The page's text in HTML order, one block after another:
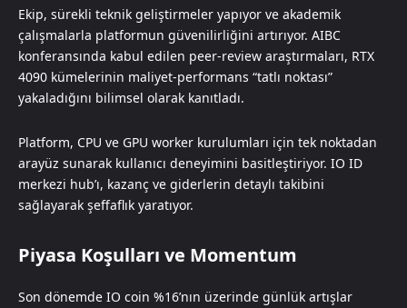
Ekip, sürekli teknik geliştirmeler yapıyor ve akademik
çalışmalarla platformun güvenilirliğini artırıyor. AIBC
konferansında kabul edilen peer-review araştırmaları, RTX
4090 kümelerinin maliyet-performans “tatlı noktası”
yakaladığını bilimsel olarak kanıtladı.
Platform, CPU ve GPU worker kurulumları için tek noktadan
arayüz sunarak kullanıcı deneyimini basitleştiriyor. IO ID
merkezi hub’ı, kazanç ve giderlerin detaylı takibini
sağlayarak şeffaflık yaratıyor.
Piyasa Koşulları ve Momentum
Son dönemde IO coin %16’nın üzerinde günlük artışlar